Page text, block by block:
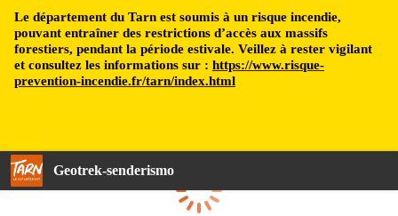
Le département du Tarn est soumis à un risque incendie,
pouvant entraîner des restrictions d’accès aux massifs
forestiers, pendant la période estivale. Veillez à rester vigilant
et consultez les informations sur : https://www.risque-
prevention-incendie.fr/tarn/index.html
Geotrek-senderismo
Cargando